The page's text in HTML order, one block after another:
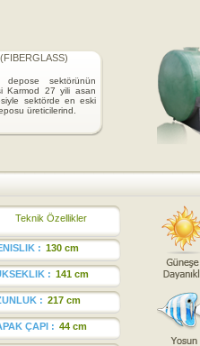
depose sektörünün
Karmod 27 yili asan
sektörde en eski
üreticilerind.
Teknik Özellikler
: 130 cm
: 141 cm
: 217 cm
ÇAPI : 44 cm